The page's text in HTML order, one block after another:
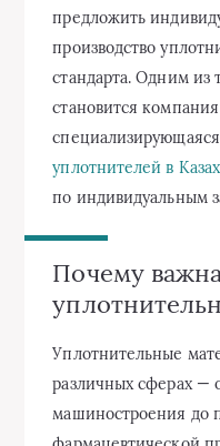
предложить
производство
стандарта. Одним из
становится
уплотнителей в
по индивидуальным
Почему
Уплотнительные
различных сферах —
машиностроения до